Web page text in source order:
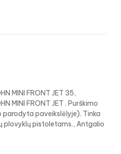
MINI FRONT JET 35,
MINI FRONT JET . Purškimo
parodyta paveikslėlyje). Tinka
plovyklų pistoletams., Antgalio